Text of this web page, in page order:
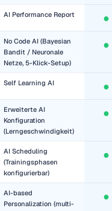
AI Performance Report ●
No Code AI (Bayesian
Bandit / Neuronale
Netze, 5-Klick-Setup)
●
Self Learning AI ●
Erweiterte AI
Konfiguration
(Lerngeschwindigkeit)
●
AI Scheduling
(Trainingsphasen
konfigurierbar)
●
AI-based
Personalization (multi-
●